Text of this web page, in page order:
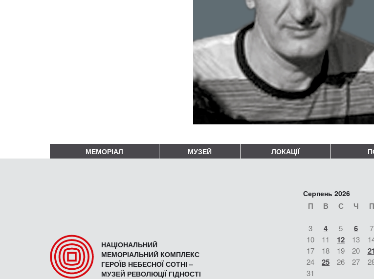
МЕМОРІАЛ МУЗЕЙ ЛОКАЦІЇ
НАЦІОНАЛЬНИЙ
МЕМОРІАЛЬНИЙ КОМПЛЕКС
ГЕРОЇВ НЕБЕСНОЇ СОТНІ –
МУЗЕЙ РЕВОЛЮЦІЇ ГІДНОСТІ
Серпень 2026
П В С Ч П
3 4 5 6 7
10
11 12 13
17
18 19 20 21
24
25 26 27
31